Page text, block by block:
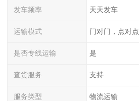
发车频率 天天发车
运输模式 门对门，点对点
是否专线运输 是
查货服务 支持
服务类型 物流运输